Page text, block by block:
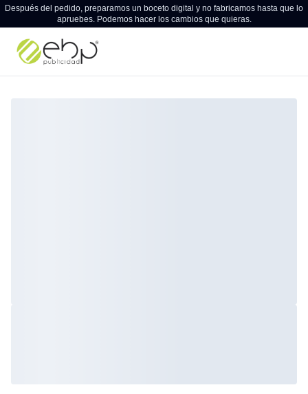
Después del pedido, preparamos un boceto digital y no fabricamos hasta que lo
apruebes. Podemos hacer los cambios que quieras.